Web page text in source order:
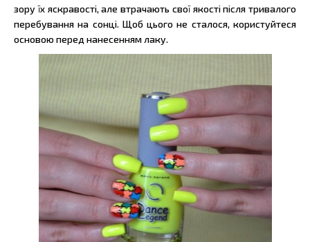
зору їх яскравості, але втрачають свої якості після тривалого
перебування на сонці. Щоб цього не сталося, користуйтеся
основою перед нанесенням лаку.